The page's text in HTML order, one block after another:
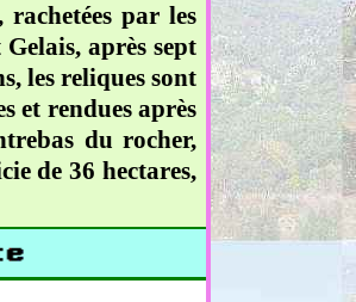
par les
après sept
les reliques sont
et rendues après
du rocher,
de 36 hectares,